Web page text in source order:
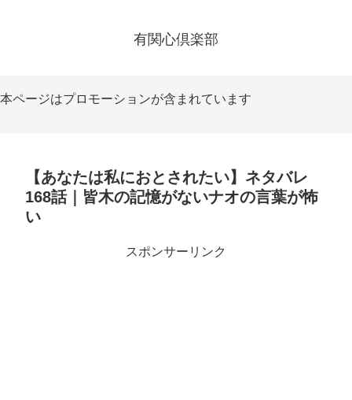
有関心倶楽部
本ページはプロモーションが含まれています
【あなたは私におとされたい】ネタバレ
168話｜皆木の記憶がないナオの言葉が怖
い
スポンサーリンク